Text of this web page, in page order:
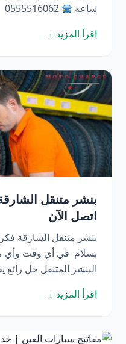
ساعة
0555516062
اقرأ المزيد →
اتصل الآن
بنشر متنقل الشارقة
بسلام في أي وقت وأي
البنشر المتنقل حل
اقرأ المزيد →